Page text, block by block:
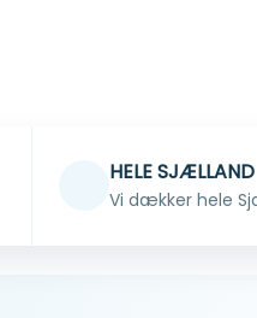
HELE SJÆLLAND
Vi dækker hele